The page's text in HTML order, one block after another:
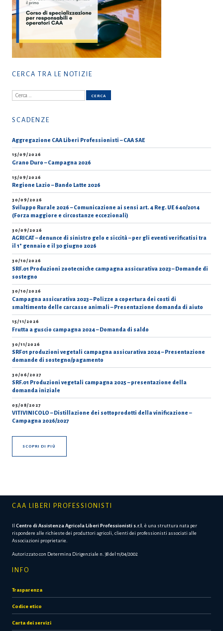
CERCA TRA LE NOTIZIE
Ricerca
per:
SCADENZE
Aggregazione CAA Liberi Professionisti – CAA SAE
15/09/2026
Grano Duro – Campagna 2026
15/09/2026
Regione Lazio – Bando Latte 2026
30/09/2026
Sviluppo Rurale 2026 – Comunicazione ai sensi art. 4 Reg. UE 640/2014
(Forza maggiore e circostanze eccezionali)
30/09/2026
AGRICAT – denunce di sinistro gelo e siccità – per gli eventi verificatisi tra
il 1° gennaio e il 30 giugno 2026
30/10/2026
SRF.01 Produzioni zootecniche campagna assicurativa 2023 – Domande di
sostegno
30/10/2026
Campagna assicurativa 2023 – Polizze a copertura dei costi di
smaltimento delle carcasse animali – Presentazione domanda di aiuto
15/11/2026
Frutta a guscio campagna 2024 – Domanda di saldo
30/11/2026
SRF01 produzioni vegetali campagna assicurativa 2024 – Presentazione
domande di sostegno/pagamento
30/06/2027
SRF.01 Produzioni vegetali campagna 2025 – presentazione della
domanda iniziale
05/08/2027
VITIVINICOLO – Distillazione dei sottoprodotti della vinificazione –
Campagna 2026/2027
SCOPRI DI PIÙ
CAA LIBERI PROFESSIONISTI
Il Centro di Assistenza Agricola Liberi Professionisti s.r.l. è una struttura nata per
rispondere alle richieste dei produttori agricoli, clienti dei professionisti associati alle
Associazioni proprietarie.
Autorizzato con Determina Dirigenziale n. 38 del 11/04/2002
INFO
Trasparenza
Codice etico
Carta dei servizi